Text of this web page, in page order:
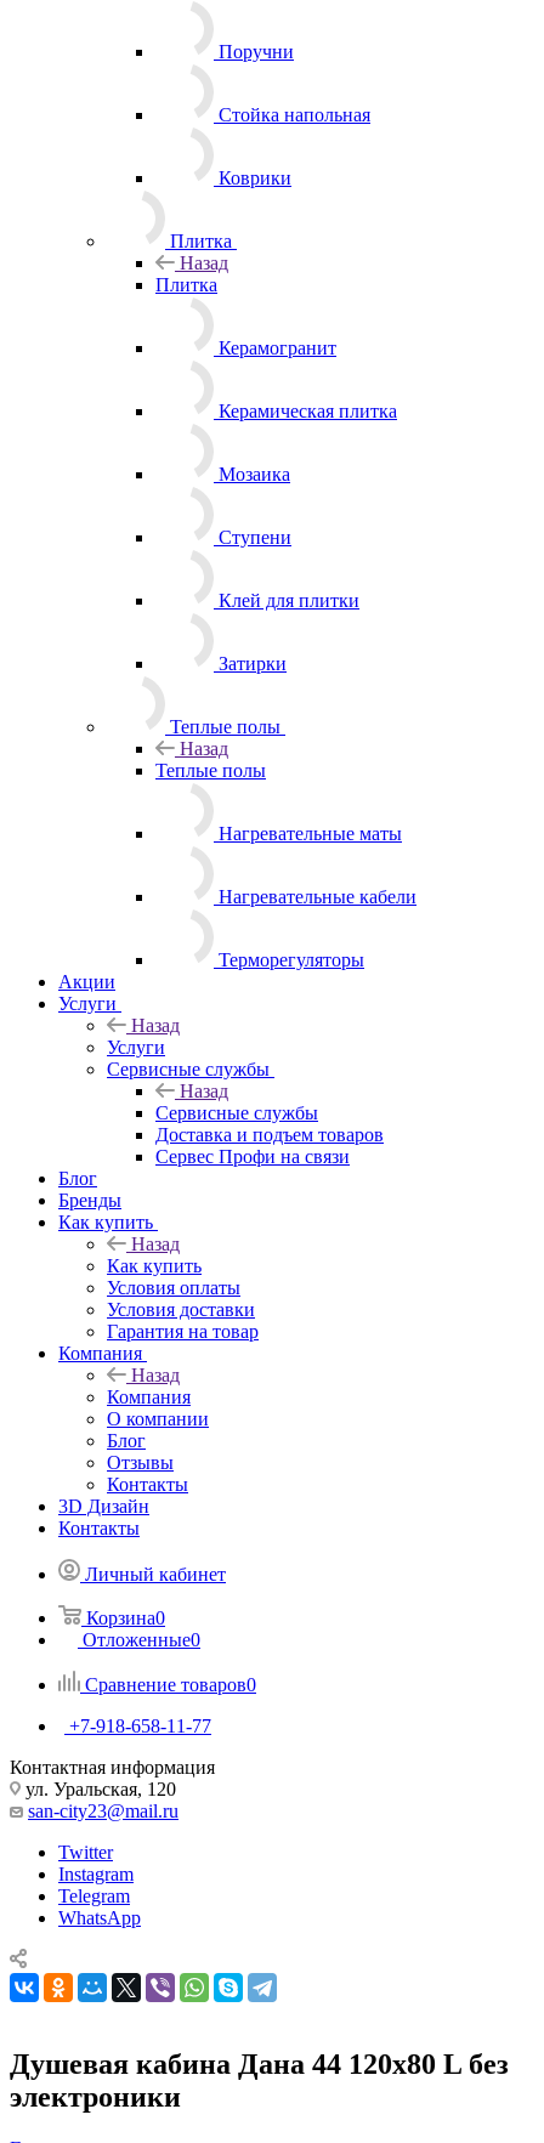
Поручни
Стойка напольная
Коврики
Плитка
Назад
Плитка
Керамогранит
Керамическая плитка
Мозаика
Ступени
Клей для плитки
Затирки
Теплые полы
Назад
Теплые полы
Нагревательные маты
Нагревательные кабели
Терморегуляторы
Акции
Услуги
Назад
Услуги
Сервисные службы
Назад
Сервисные службы
Доставка и подъем товаров
Сервес Профи на связи
Блог
Бренды
Как купить
Назад
Как купить
Условия оплаты
Условия доставки
Гарантия на товар
Компания
Назад
Компания
О компании
Блог
Отзывы
Контакты
3D Дизайн
Контакты
Личный кабинет
Корзина0
Отложенные0
Сравнение товаров0
+7-918-658-11-77
Контактная информация
ул. Уральская, 120
san-city23@mail.ru
Twitter
Instagram
Telegram
WhatsApp
Душевая кабина Дана 44 120х80 L без
электроники